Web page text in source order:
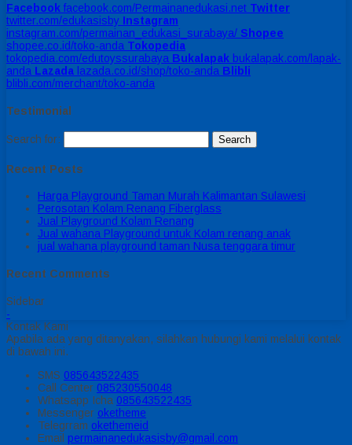
Facebook facebook.com/Permainanedukasi.net Twitter
twitter.com/edukasisby Instagram
instagram.com/permainan_edukasi_surabaya/ Shopee
shopee.co.id/toko-anda Tokopedia
tokopedia.com/edutoyssurabaya Bukalapak bukalapak.com/lapak-
anda Lazada lazada.co.id/shop/toko-anda Blibli
blibli.com/merchant/toko-anda
Testimonial
Search for:
Recent Posts
Harga Playground Taman Murah Kalimantan Sulawesi
Perosotan Kolam Renang Fiberglass
Jual Playground Kolam Renang
Jual wahana Playground untuk Kolam renang anak
jual wahana playground taman Nusa tenggara timur
Recent Comments
Sidebar
-
Kontak Kami
Apabila ada yang ditanyakan, silahkan hubungi kami melalui kontak
di bawah ini.
SMS 085643522435
Call Center 085230550048
Whatsapp Icha 085643522435
Messenger oketheme
Telegrram okethemeid
Email permainanedukasisby@gmail.com